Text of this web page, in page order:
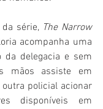
série, The Narrow
acompanha uma
da delegacia e sem
mãos assiste em
policial acionar
disponíveis em